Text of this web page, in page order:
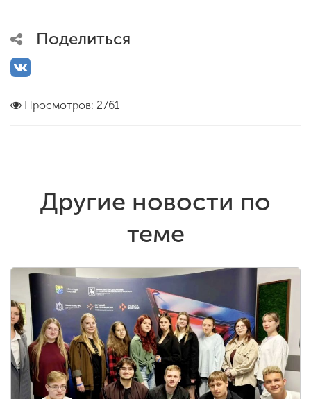
Поделиться
Просмотров: 2761
Другие новости по
теме